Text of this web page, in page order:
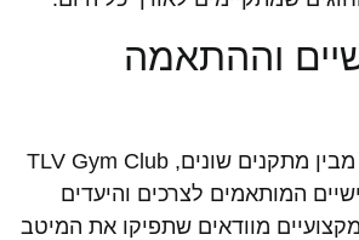
וההתאמה
לצד החופש לבחור מבין מתקנים שונים, TLV Gym Club
המותאמים לצרכים והיעדים
מוודאים שתפיקו את המיטב